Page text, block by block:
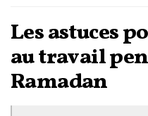
Les astuces
au travail
Ramadan